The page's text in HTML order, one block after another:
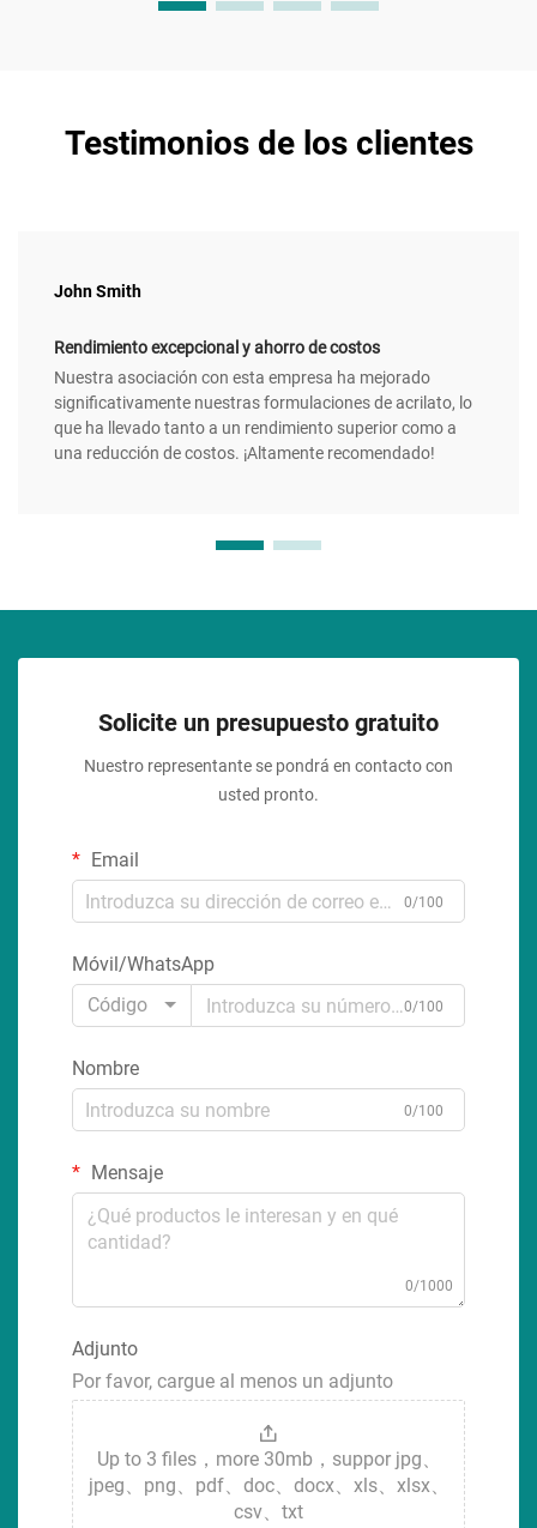
Testimonios de los clientes
John Smith
Rendimiento excepcional y ahorro de costos
Nuestra asociación con esta empresa ha mejorado
significativamente nuestras formulaciones de acrilato, lo
que ha llevado tanto a un rendimiento superior como a
una reducción de costos. ¡Altamente recomendado!
Solicite un presupuesto gratuito
Nuestro representante se pondrá en contacto con
usted pronto.
Email
0/100
Móvil/WhatsApp
Código
0/100
Nombre
0/100
Mensaje
0/1000
Adjunto
Por favor, cargue al menos un adjunto
Up to 3 files，more 30mb，suppor jpg、
jpeg、png、pdf、doc、docx、xls、xlsx、
csv、txt